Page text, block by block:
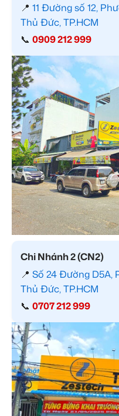
📍 11 Đường số 12,
Thủ Đức, TP.HCM
📞 0909 212 999
Chi Nhánh 2 (CN2)
📍 Số 24 Đường D5A,
Thủ Đức, TP.HCM
📞 0707 212 999